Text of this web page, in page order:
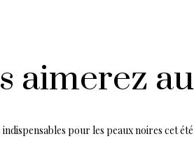
aimerez
indispensables pour les peaux noires cet été